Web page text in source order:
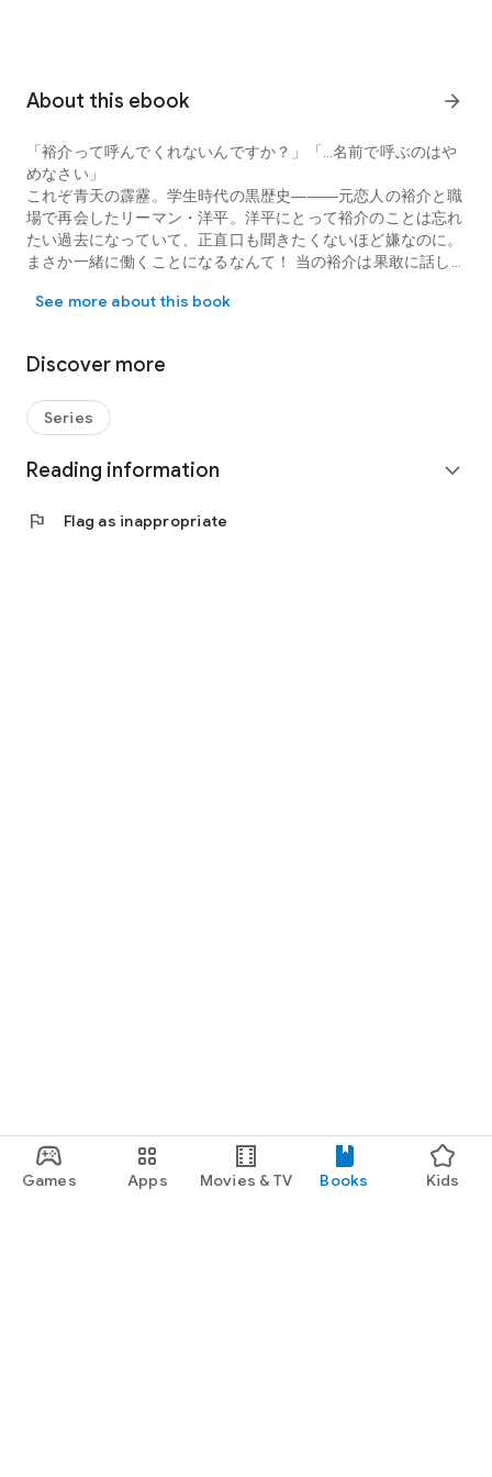
Games Apps Movies & TV Books Kids
About this ebook arrow_forward
「裕介って呼んでくれないんですか？」「…名前で呼ぶのはや
めなさい」
これぞ青天の霹靂。学生時代の黒歴史―――元恋人の裕介と職
場で再会したリーマン・洋平。洋平にとって裕介のことは忘れ
たい過去になっていて、正直口も聞きたくないほど嫌なのに。
まさか一緒に働くことになるなんて！ 当の裕介は果敢に話し
ね」なんて口説いてきて…？
ラブストーリー。【フィカス】
See more about this book
Discover more
Series
Reading information expand_more
flag Flag as inappropriate